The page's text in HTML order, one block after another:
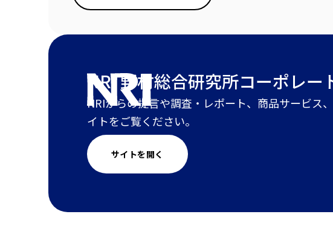
NRI 野村総合研究所コーポレー
NRIからの提言や調査・レポート、商品サービス
イトをご覧ください。
サイトを開く